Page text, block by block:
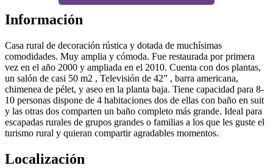
Información
Casa rural de decoración rústica y dotada de muchísimas
comodidades. Muy amplia y cómoda. Fue restaurada por primera
vez en el año 2000 y ampliada en el 2010. Cuenta con dos plantas,
un salón de casi 50 m2 , Televisión de 42” , barra americana,
chimenea de pélet, y aseo en la planta baja. Tiene capacidad para 8-
10 personas dispone de 4 habitaciones dos de ellas con baño en suit
y las otras dos comparten un baño completo más grande. Ideal para
escapadas rurales de grupos grandes o familias a los que les guste el
turismo rural y quieran compartir agradables momentos.
Localización